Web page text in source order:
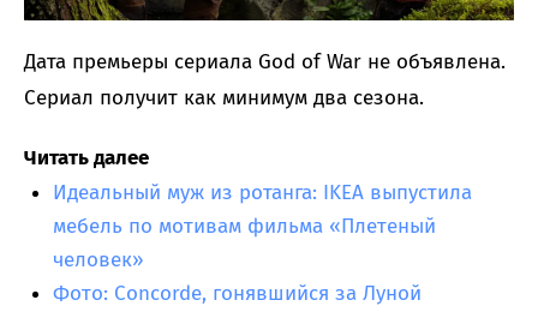
Дата премьеры сериала God of War не объявлена.
Сериал получит как минимум два сезона.
Читать далее
Идеальный муж из ротанга: IKEA выпустила
мебель по мотивам фильма «Плетеный
человек»
Фото: Concorde, гонявшийся за Луной